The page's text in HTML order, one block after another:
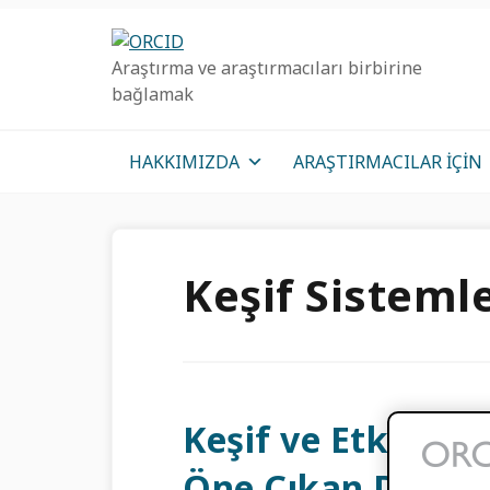
Araştırma ve araştırmacıları birbirine
bağlamak
HAKKIMIZDA ARAŞTIRMACILAR IÇIN
Keşif
Keşif ve Etkiyi